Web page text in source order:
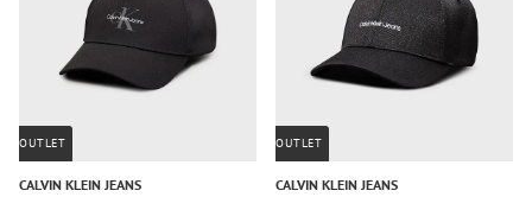
OUTLET
CALVIN KLEIN JEANS
OUTLET
CALVIN KLEIN JEANS